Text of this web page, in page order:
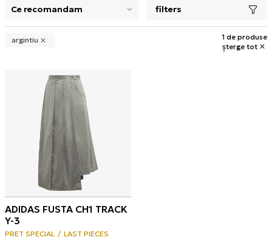
selectarea unui filtru închide panoul de filtre, încarcă
filters
argintiu
1 de produse
șterge tot
ADIDAS FUSTA CH1 TRACK
Y-3
PRET SPECIAL
LAST PIECES